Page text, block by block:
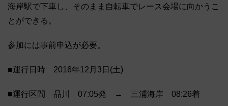
海岸駅で下車し、そのまま自転車でレース会場に向かうこ
とができる。
参加には事前申込が必要。
■運行日時 2016年12月3日(土)
■運行区間 品川 07:05発 → 三浦海岸 08:26着